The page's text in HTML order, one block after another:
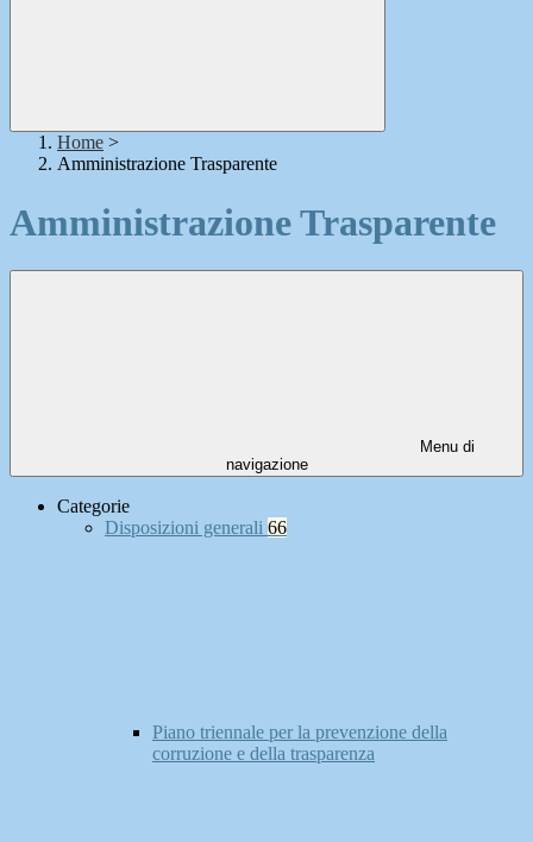
Home >
Amministrazione Trasparente
Amministrazione Trasparente
Menu di
navigazione
Categorie
Disposizioni generali 66
Piano triennale per la prevenzione della
corruzione e della trasparenza